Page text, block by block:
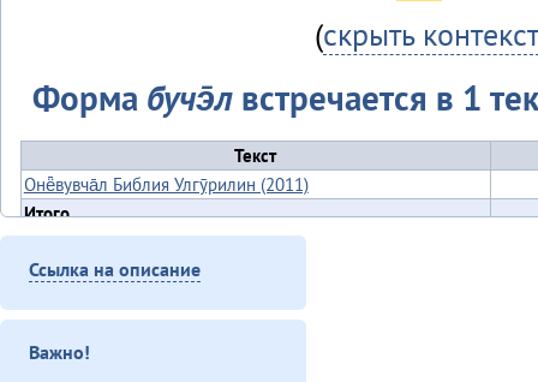
(скрыть контекст
Форма бучэ̄л встречается в 1
Текст
Онё̄вувча̄л Библия Улгӯрилин (2011)
Итого
Ссылка на описание
Важно!